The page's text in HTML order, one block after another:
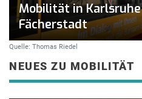
Mobilität in
Fächerstadt
Quelle: Thomas Riedel
NEUES ZU MOBILITÄT